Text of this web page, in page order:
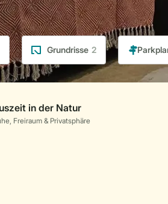
Grundrisse 2